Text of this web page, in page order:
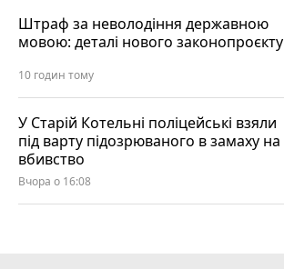
Штраф за неволодіння державною
мовою: деталі нового законопроєкту
10 годин тому
У Старій Котельні поліцейські взяли
під варту підозрюваного в замаху на
вбивство
Вчора о 16:08